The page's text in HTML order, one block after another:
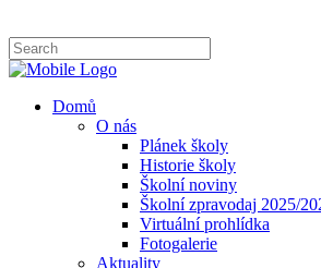
Domů
O nás
Plánek školy
Historie školy
Školní noviny
Školní zpravodaj 2025/
Virtuální prohlídka
Fotogalerie
Aktuality